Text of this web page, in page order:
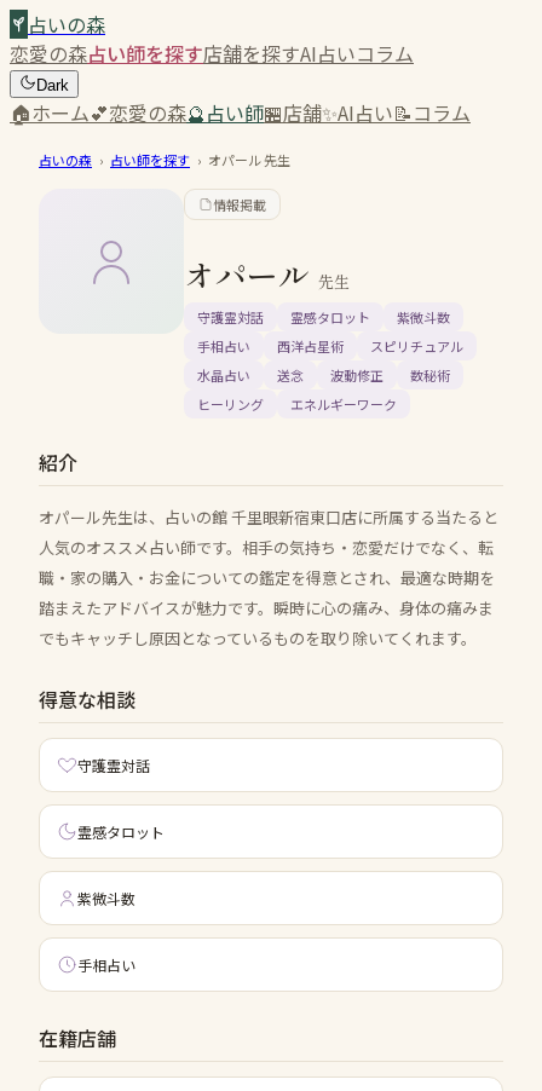
占いの森
恋愛の森占い師を探す店舗を探すAI占いコラム
Dark
🏠ホーム💕恋愛の森🔮占い師🏪店舗✨AI占い📝コラム
占いの森 › 占い師を探す › オパール先生
情報掲載
オパール 先生
守護霊対話 霊感タロット
紫微斗数
手相占い
西洋占星術
スピリチュアル
水晶占い
送念 波動修正
数秘術
ヒーリング
エネルギーワーク
紹介
オパール先生は、占いの館 千里眼新宿東口店に所属する当たると
人気のオススメ占い師です。相手の気持ち・恋愛だけでなく、転
職・家の購入・お金についての鑑定を得意とされ、最適な時期を
踏まえたアドバイスが魅力です。瞬時に心の痛み、身体の痛みま
でもキャッチし原因となっているものを取り除いてくれます。
得意な相談
守護霊対話
霊感タロット
紫微斗数
手相占い
在籍店舗